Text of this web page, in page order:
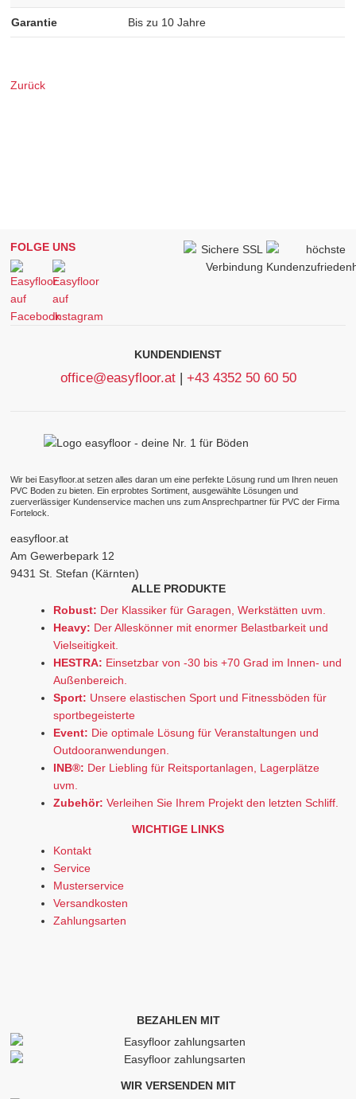
Garantie Bis zu 10 Jahre
Zurück
FOLGE UNS
KUNDENDIENST
office@easyfloor.at | +43 4352 50 60 50
Wir bei Easyfloor.at setzen alles daran um eine perfekte Lösung rund um Ihren neuen
PVC Boden zu bieten. Ein erprobtes Sortiment, ausgewählte Lösungen und
zuerverlässiger Kundenservice machen uns zum Ansprechpartner für PVC der Firma
Fortelock.
easyfloor.at
Am Gewerbepark 12
9431 St. Stefan (Kärnten)
ALLE PRODUKTE
Robust: Der Klassiker für Garagen, Werkstätten uvm.
Heavy: Der Alleskönner mit enormer Belastbarkeit und
Vielseitigkeit.
HESTRA: Einsetzbar von -30 bis +70 Grad im Innen- und
Außenbereich.
Sport: Unsere elastischen Sport und Fitnessböden für
sportbegeisterte
Event: Die optimale Lösung für Veranstaltungen und
Outdooranwendungen.
INB®: Der Liebling für Reitsportanlagen, Lagerplätze
uvm.
Zubehör: Verleihen Sie Ihrem Projekt den letzten Schliff.
WICHTIGE LINKS
Kontakt
Service
Musterservice
Versandkosten
Zahlungsarten
BEZAHLEN MIT
WIR VERSENDEN MIT